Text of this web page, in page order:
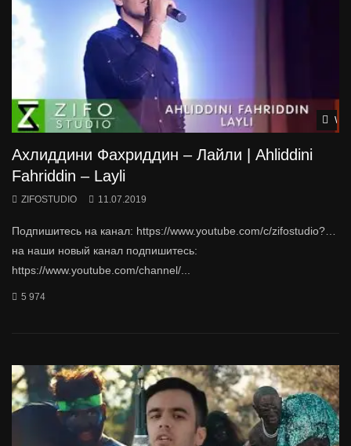
Ахлиддини Фахриддин – Лайли | Ahliddini
Fahriddin – Layli
ZIFOSTUDIO 11.07.2019
Подпишитесь на канал: https://www.youtube.com/c/zifostudio?…
на наши новый канал подпишитесь:
https://www.youtube.com/channel/...
5 974